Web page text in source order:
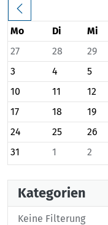
Mo Di Mi
27
28 29
3
4 5
10
11 12
17
18 19
24
25 26
31
1 2
Kategorien
Keine Filterung